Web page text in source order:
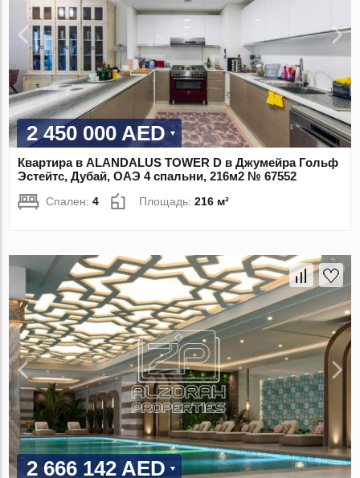
2 450 000 AED
Квартира в ALANDALUS TOWER D в Джумейра Гольф
Эстейтс, Дубай, ОАЭ 4 спальни, 216м2 № 67552
Спален:4 Площадь:216 м²
2 666 142 AED